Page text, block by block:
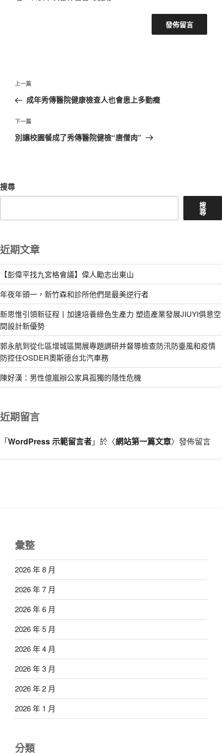
文
導
覽
上
一
文
章
上一篇
成年秀傳醫院健康檢查人也會患上多動癥
下
一
下一篇
別讓校園餐成了秀傳醫院健檢“唐僧肉”
搜尋
搜
尋
近期文章
【彭偉平找九宮格會議】偉人勵志出東山
年夜年頭一，新竹森和診所他們是最美逆行者
新思惟引領新征程丨加速培養綠色生產力 塑造產業發展JIUYI俱意空
間設計新優勢
郭永航到從化區增城區開展專題調研并督導檢查防汛防臺風和疫情
防控任OSDER奧斯德台北汽車務
陳好漢：男性億嵐辦公家具孤獨的隱性危機
近期留言
「WordPress 示範留言者」於〈網站第一篇文章〉發佈留言
彙整
2026 年 8 月
2026 年 7 月
2026 年 6 月
2026 年 5 月
2026 年 4 月
2026 年 3 月
2026 年 2 月
2026 年 1 月
分類